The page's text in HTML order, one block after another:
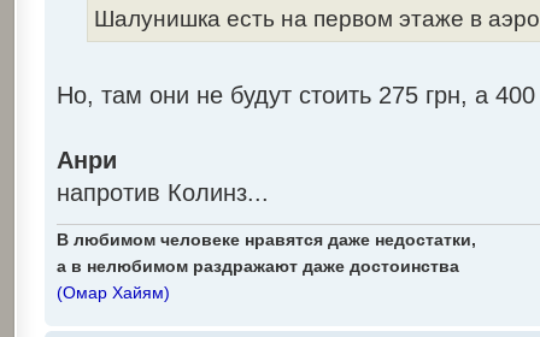
Шалунишка есть на первом этаже в
Но, там они не будут стоить 275 грн, а
Анри
напротив Колинз...
В любимом человеке нравятся даже недостатки,
а в нелюбимом раздражают даже достоинства
(Омар Хайям)